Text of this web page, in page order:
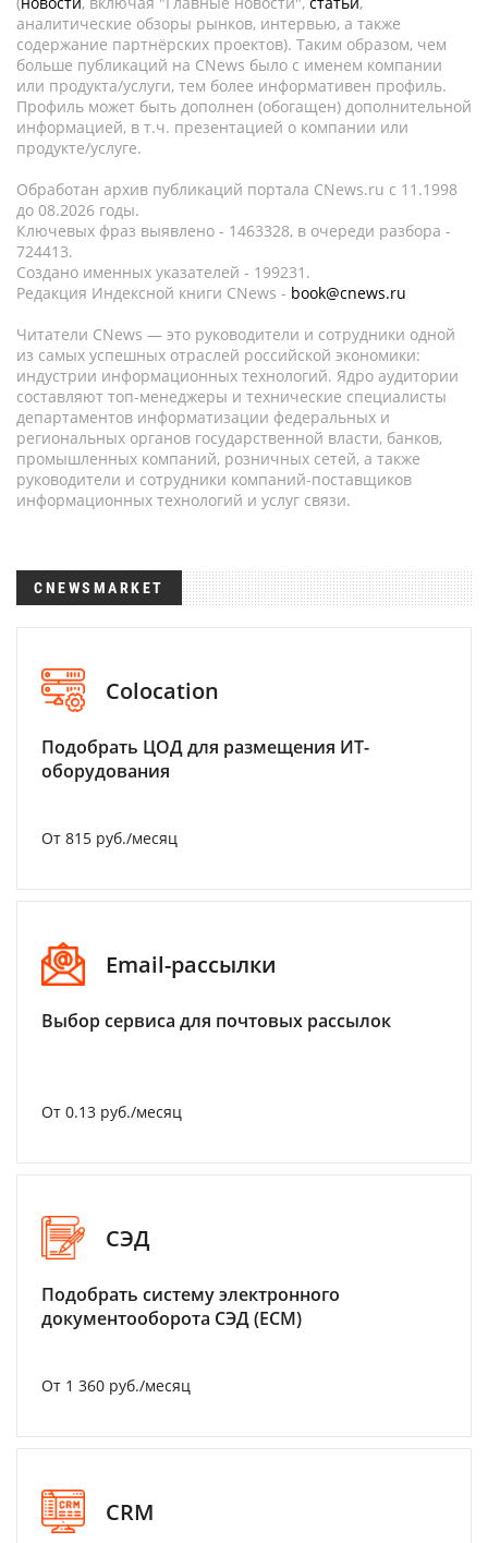
аналитические обзоры рынков, интервью, а также
содержание партнёрских проектов). Таким образом, чем
больше публикаций на CNews было с именем компании
или продукта/услуги, тем более информативен профиль.
Профиль может быть дополнен (обогащен) дополнительной
информацией, в т.ч. презентацией о компании или
продукте/услуге.
Обработан архив публикаций портала CNews.ru c 11.1998
до 08.2026 годы.
Ключевых фраз выявлено - 1463328, в очереди разбора -
724413.
Создано именных указателей - 199231.
Редакция Индексной книги CNews - book@cnews.ru
Читатели CNews — это руководители и сотрудники одной
из самых успешных отраслей российской экономики:
индустрии информационных технологий. Ядро аудитории
составляют топ-менеджеры и технические специалисты
департаментов информатизации федеральных и
региональных органов государственной власти, банков,
промышленных компаний, розничных сетей, а также
руководители и сотрудники компаний-поставщиков
информационных технологий и услуг связи.
CNEWSMARKET
Colocation
Подобрать ЦОД для размещения ИТ-
оборудования
От 815 руб./месяц
Email-рассылки
Выбор сервиса для почтовых рассылок
От 0.13 руб./месяц
СЭД
Подобрать систему электронного
документооборота СЭД (ECM)
От 1 360 руб./месяц
CRM